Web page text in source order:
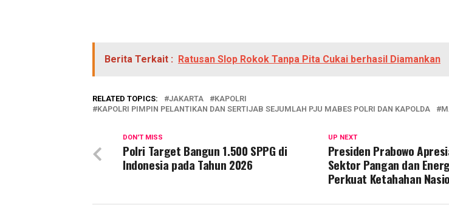
Berita Terkait : Ratusan Slop Rokok Tanpa Pita Cukai berhasil Diamankan
RELATED TOPICS: JAKARTA
KAPOLRI
KAPOLRI PIMPIN PELANTIKAN DAN SERTIJAB SEJUMLAH PJU MABES POLRI DAN KAPOLDA
UP NEXT
Presiden Prabowo
Sektor Pangan dan
Perkuat Ketahahan
DON'T MISS
Polri Target Bangun 1.500 SPPG di
Indonesia pada Tahun 2026